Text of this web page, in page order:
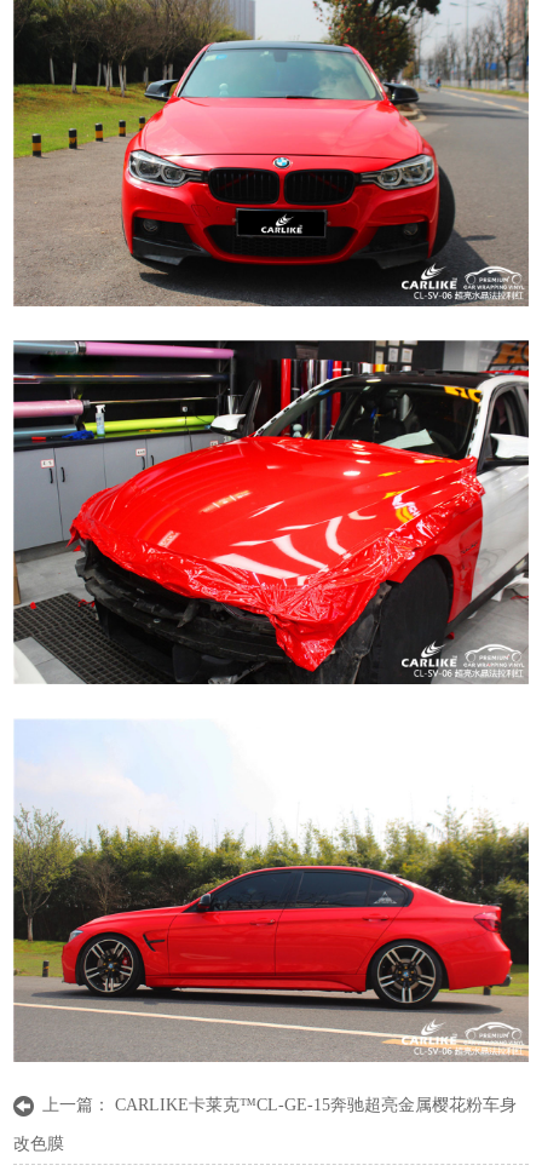
上一篇：CARLIKE卡莱克™CL-GE-15奔驰超亮金属樱花粉车身
改色膜